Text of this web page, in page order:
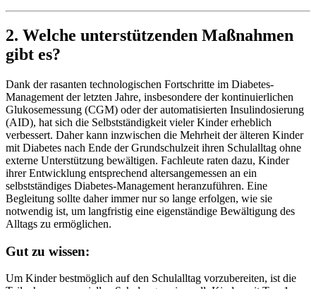
2. Welche unterstützenden Maßnahmen
gibt es?
Dank der rasanten technologischen Fortschritte im Diabetes-
Management der letzten Jahre, insbesondere der kontinuierlichen
Glukosemessung (CGM) oder der automatisierten Insulindosierung
(AID), hat sich die Selbstständigkeit vieler Kinder erheblich
verbessert. Daher kann inzwischen die Mehrheit der älteren Kinder
mit Diabetes nach Ende der Grundschulzeit ihren Schulalltag ohne
externe Unterstützung bewältigen. Fachleute raten dazu, Kinder
ihrer Entwicklung entsprechend altersangemessen an ein
selbstständiges Diabetes-Management heranzuführen. Eine
Begleitung sollte daher immer nur so lange erfolgen, wie sie
notwendig ist, um langfristig eine eigenständige Bewältigung des
Alltags zu ermöglichen.
Gut zu wissen:
Um Kinder bestmöglich auf den Schulalltag vorzubereiten, ist die